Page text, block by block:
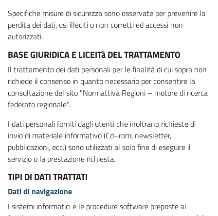
Specifiche misure di sicurezza sono osservate per prevenire la
perdita dei dati, usi illeciti o non corretti ed accessi non
autorizzati.
BASE GIURIDICA E LICEITà DEL TRATTAMENTO
Il trattamento dei dati personali per le finalità di cui sopra non
richiede il consenso in quanto necessario per consentire la
consultazione del sito "Normattiva Regioni – motore di ricerca
federato regionale".
I dati personali forniti dagli utenti che inoltrano richieste di
invio di materiale informativo (Cd–rom, newsletter,
pubblicazioni, ecc.) sono utilizzati al solo fine di eseguire il
servizio o la prestazione richiesta.
TIPI DI DATI TRATTATI
Dati di navigazione
I sistemi informatici e le procedure software preposte al